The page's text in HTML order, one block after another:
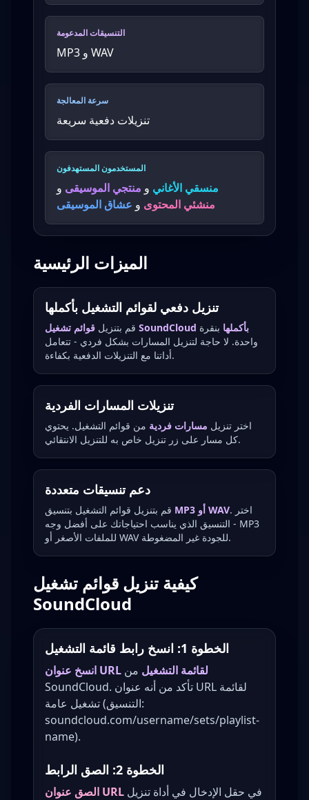
التنسيقات المدعومة
MP3 و WAV
سرعة المعالجة
تنزيلات دفعية سريعة
المستخدمون المستهدفون
منسقي الأغاني و منتجي الموسيقى و
منشئي المحتوى و عشاق الموسيقى
الميزات الرئيسية
تنزيل دفعي لقوائم التشغيل بأكملها
قم بتنزيل قوائم تشغيل SoundCloud بأكملها بنقرة
واحدة. لا حاجة لتنزيل المسارات بشكل فردي - تتعامل
أداتنا مع التنزيلات الدفعية بكفاءة.
تنزيلات المسارات الفردية
اختر تنزيل مسارات فردية من قوائم التشغيل. يحتوي
كل مسار على زر تنزيل خاص به للتنزيل الانتقائي.
دعم تنسيقات متعددة
MP3 أو WAV. اختر
التنسيق الذي يناسب احتياجاتك على أفضل وجه - MP3
للملفات الأصغر أو WAV للجودة غير المضغوطة.
كيفية تنزيل قوائم تشغيل
SoundCloud
الخطوة 1: انسخ رابط قائمة التشغيل
انسخ عنوان URL لقائمة التشغيل من
SoundCloud. تأكد من أنه عنوان URL لقائمة
تشغيل عامة (التنسيق:
soundcloud.com/username/sets/playlist-
name).
الخطوة 2: الصق الرابط
الصق عنوان URL